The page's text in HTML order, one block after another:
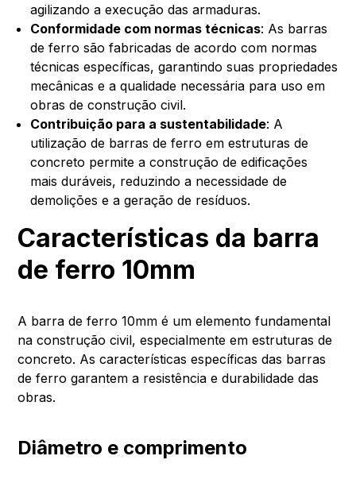
agilizando a execução das armaduras.
Conformidade com normas técnicas: As barras
de ferro são fabricadas de acordo com normas
técnicas específicas, garantindo suas propriedades
mecânicas e a qualidade necessária para uso em
obras de construção civil.
Contribuição para a sustentabilidade: A
utilização de barras de ferro em estruturas de
concreto permite a construção de edificações
mais duráveis, reduzindo a necessidade de
demolições e a geração de resíduos.
Características da barra
de ferro 10mm
A barra de ferro 10mm é um elemento fundamental
na construção civil, especialmente em estruturas de
concreto. As características específicas das barras
de ferro garantem a resistência e durabilidade das
obras.
Diâmetro e comprimento